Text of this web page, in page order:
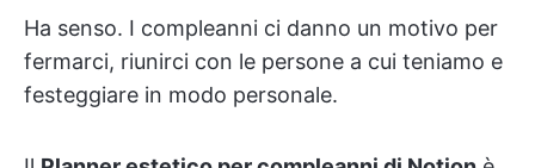
Ha senso. I compleanni ci danno un motivo per
fermarci, riunirci con le persone a cui teniamo e
festeggiare in modo personale.